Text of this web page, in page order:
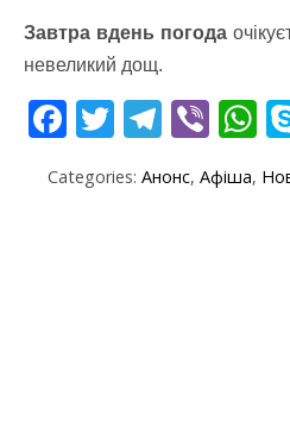
Завтра вдень погода
невеликий дощ.
F
e
T
itt
T
e
Vi
b
er at
Categories: Анонс, Афіша,